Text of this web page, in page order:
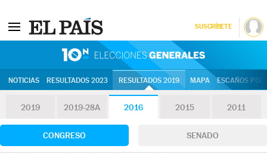
SUSCRÍBETE
NOTICIAS RESULTADOS 2023 RESULTADOS 2019 MAPA ESCAÑOS
2019 2019-28A 2016 2015 2011
CONGRESO SENADO